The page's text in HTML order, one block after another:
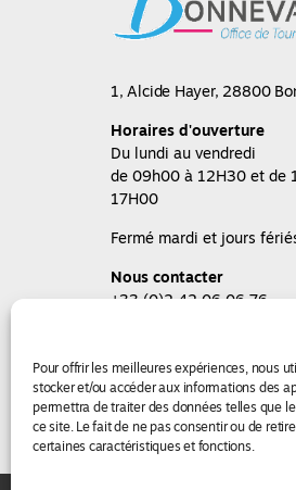
Pour offrir les meilleures expériences, nous
stocker et/ou accéder aux informations des
permettra de traiter des données telles que
ce site. Le fait de ne pas consentir ou de
certaines caractéristiques et fonctions.
1, Alcide Hayer, 28800
Horaires d'ouverture
Du lundi au vendredi
de 09h00 à 12H30 et de
17H00
Fermé mardi et jours
Nous contacter
+33 (0)2 42 06 06 76